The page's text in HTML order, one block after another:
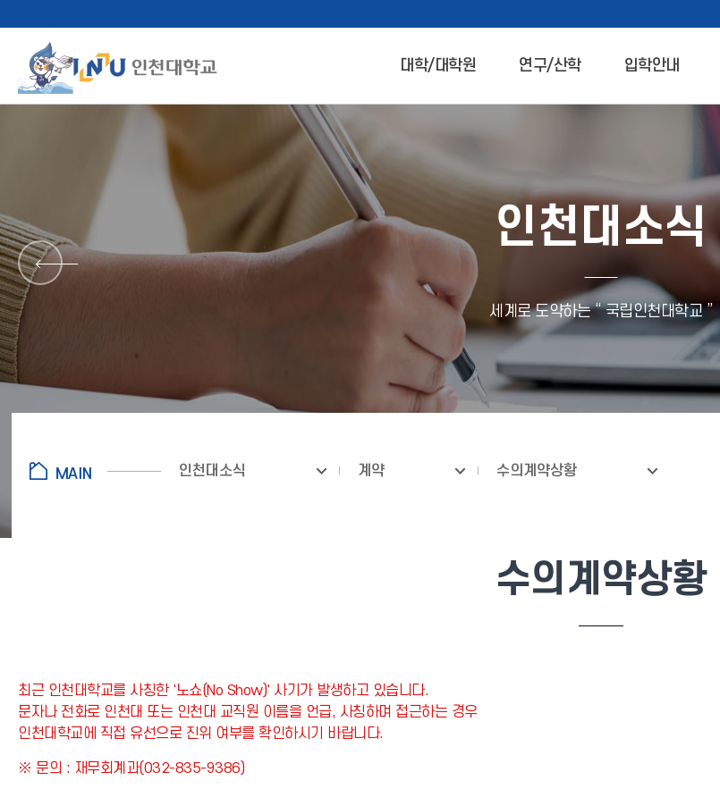
대학/대학원 연구/산학 입학안내
인천대소식
세계로 도약하는 “ 국립인천대학교 ”
인천대소식 계약 수의계약상황
수의계약상황
최근 인천대학교를 사칭한 '노쇼(No Show)' 사기가 발생하고 있습니다.
문자나 전화로 인천대 또는 인천대 교직원 이름을 언급, 사칭하며 접근하는 경우
인천대학교에 직접 유선으로 진위 여부를 확인하시기 바랍니다.
※ 문의 : 재무회계과(032-835-9386)